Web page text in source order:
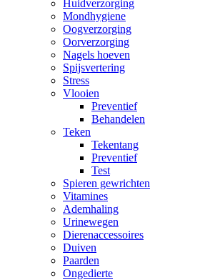
Huidverzorging
Mondhygiene
Oogverzorging
Oorverzorging
Nagels hoeven
Spijsvertering
Stress
Vlooien
Preventief
Behandelen
Teken
Tekentang
Preventief
Test
Spieren gewrichten
Vitamines
Ademhaling
Urinewegen
Dierenaccessoires
Duiven
Paarden
Ongedierte